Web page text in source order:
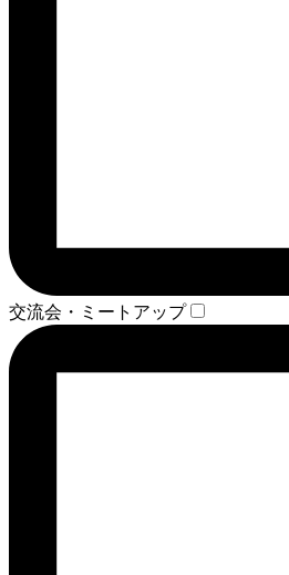
交流会・ミートアップ